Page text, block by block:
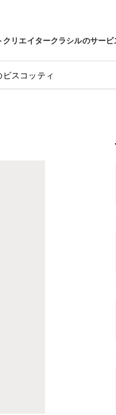
クリエイタークラシルのサービ
スコッティ